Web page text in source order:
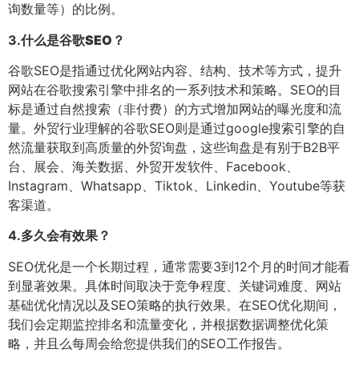
询数量等）的比例。
3.什么是谷歌SEO？
谷歌SEO是指通过优化网站内容、结构、技术等方式，提升
网站在谷歌搜索引擎中排名的一系列技术和策略。SEO的目
标是通过自然搜索（非付费）的方式增加网站的曝光度和流
量。外贸行业理解的谷歌SEO则是通过google搜索引擎的自
然流量获取到高质量的外贸询盘，这些询盘是有别于B2B平
台、展会、海关数据、外贸开发软件、Facebook、
Instagram、Whatsapp、Tiktok、Linkedin、Youtube等获
客渠道。
4.多久会有效果？
SEO优化是一个长期过程，通常需要3到12个月的时间才能看
到显著效果。具体时间取决于竞争程度、关键词难度、网站
基础优化情况以及SEO策略的执行效果。在SEO优化期间，
我们会定期监控排名和流量变化，并根据数据调整优化策
略，并且么每周会给您提供我们的SEO工作报告。